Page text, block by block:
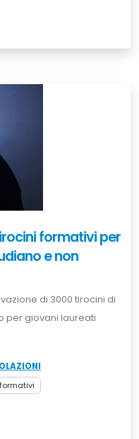
formativi per
e non
di 3000 tirocini di
per giovani laureati